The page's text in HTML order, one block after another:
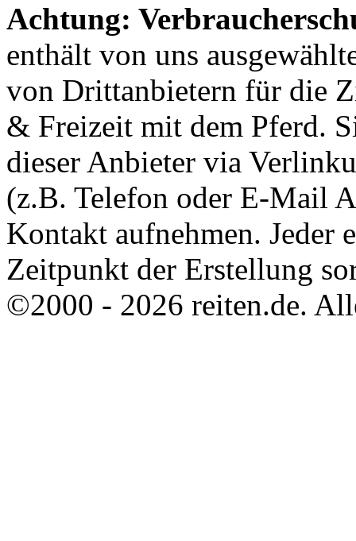
Achtung:
enthält von uns
von Drittanbietern für die
& Freizeit mit dem Pferd.
dieser Anbieter via
(z.B. Telefon oder E-Mail
Kontakt aufnehmen. Jeder
Zeitpunkt der Erstellung
©2000 - 2026 reiten.de.